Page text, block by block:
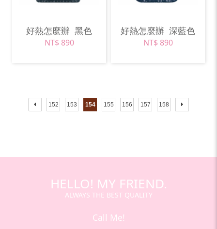
好熱怎麼辦 黑色
NT$ 890
好熱怎麼辦 深藍色
NT$ 890
152 153 154 155 156 157 158
HELLO! MY FRIEND.
ALWAYS THE BEST QUALITY
Call Me!